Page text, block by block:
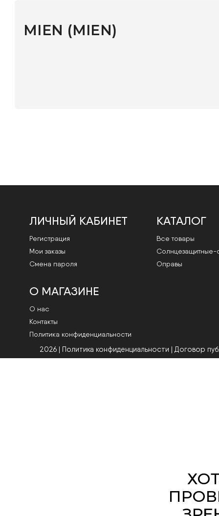
ЛИЧНЫЙ КАБИНЕТ
Регистрация
Мои заказы
Смена пароля
КАТАЛОГ
Все товары
Cолнцезащитные-
Оправы
О МАГАЗИНЕ
О нас
Контакты
Политика конфиденциальности
2026 | Политика конфиденциальности Договор